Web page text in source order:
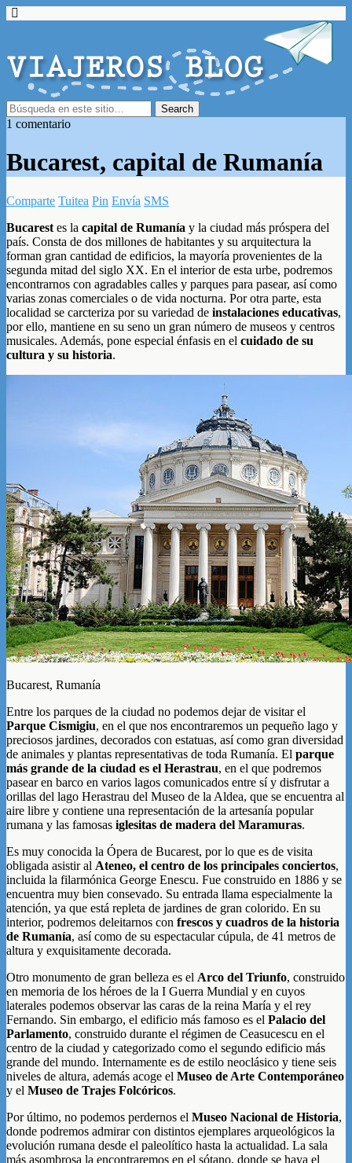
1 comentario
Bucarest, capital de Rumanía
Comparte Tuitea Pin Envía SMS
Bucarest es la capital de Rumanía y la ciudad más próspera del
país. Consta de dos millones de habitantes y su arquitectura la
forman gran cantidad de edificios, la mayoría provenientes de la
segunda mitad del siglo XX. En el interior de esta urbe, podremos
encontrarnos con agradables calles y parques para pasear, así como
varias zonas comerciales o de vida nocturna. Por otra parte, esta
localidad se carcteriza por su variedad de instalaciones educativas,
por ello, mantiene en su seno un gran número de museos y centros
musicales. Además, pone especial énfasis en el cuidado de su
cultura y su historia.
Bucarest, Rumanía
Entre los parques de la ciudad no podemos dejar de visitar el
Parque Cismigiu, en el que nos encontraremos un pequeño lago y
preciosos jardines, decorados con estatuas, así como gran diversidad
de animales y plantas representativas de toda Rumanía. El parque
más grande de la ciudad es el Herastrau, en el que podremos
pasear en barco en varios lagos comunicados entre sí y disfrutar a
orillas del lago Herastrau del Museo de la Aldea, que se encuentra al
aire libre y contiene una representación de la artesanía popular
rumana y las famosas iglesitas de madera del Maramuras.
Es muy conocida la Ópera de Bucarest, por lo que es de visita
obligada asistir al Ateneo, el centro de los principales conciertos,
incluida la filarmónica George Enescu. Fue construido en 1886 y se
encuentra muy bien consevado. Su entrada llama especialmente la
atención, ya que está repleta de jardines de gran colorido. En su
interior, podremos deleitarnos con frescos y cuadros de la historia
de Rumanía, así como de su espectacular cúpula, de 41 metros de
altura y exquisitamente decorada.
Otro monumento de gran belleza es el Arco del Triunfo, construido
en memoria de los héroes de la I Guerra Mundial y en cuyos
laterales podemos observar las caras de la reina María y el rey
Fernando. Sin embargo, el edificio más famoso es el Palacio del
Parlamento, construido durante el régimen de Ceasucescu en el
centro de la ciudad y categorizado como el segundo edificio más
grande del mundo. Internamente es de estilo neoclásico y tiene seis
niveles de altura, además acoge el Museo de Arte Contemporáneo
y el Museo de Trajes Folcóricos.
Por último, no podemos perdernos el Museo Nacional de Historia,
donde podremos admirar con distintos ejemplares arqueológicos la
evolución rumana desde el paleolítico hasta la actualidad. La sala
más asombrosa la encontraremos en el sótano, donde se haya el